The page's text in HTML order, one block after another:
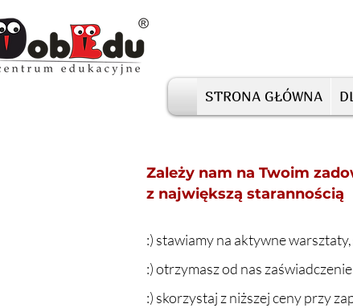
STRONA GŁÓWNA
Zależy nam na Twoim
z największą starannością
:) stawiamy na aktywne
:) otrzymasz od nas
:) skorzystaj z niższej ceny przy